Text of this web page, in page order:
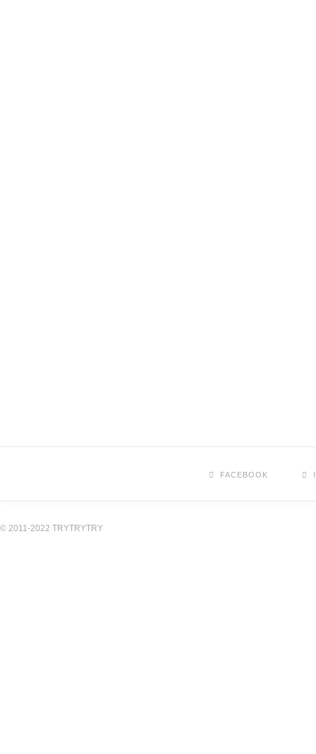
FACEBOOK
© 2011-2022 TRYTRYTRY